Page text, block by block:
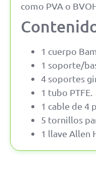
como PVA o
1 cuerpo
1 soporte/
4 soportes
1 tubo PTFE.
1 cable de 4
5 tornillos
1 llave Allen